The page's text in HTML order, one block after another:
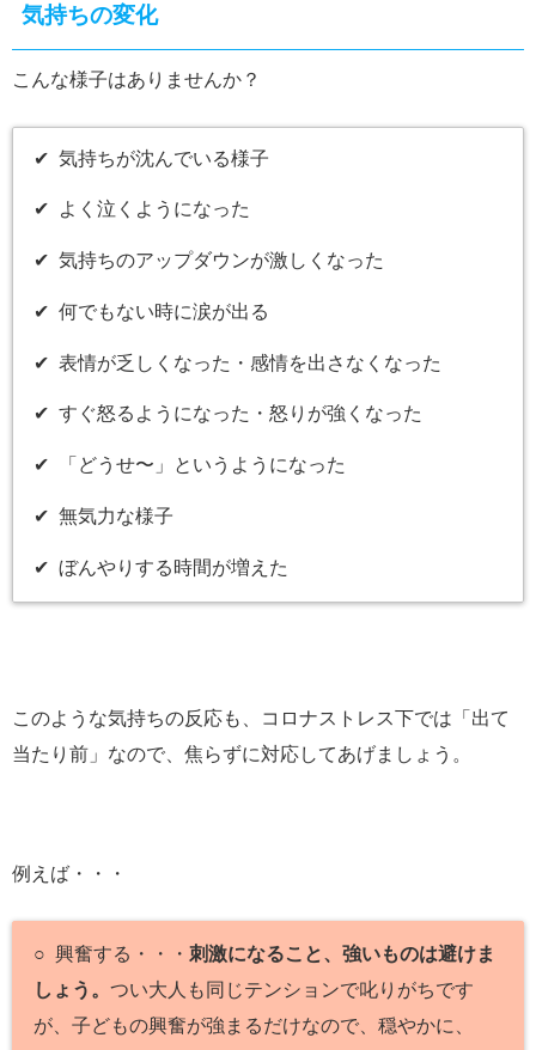
気持ちの変化
こんな様子はありませんか？
✔︎ 気持ちが沈んでいる様子
✔︎ よく泣くようになった
✔︎ 気持ちのアップダウンが激しくなった
✔︎ 何でもない時に涙が出る
✔︎ 表情が乏しくなった・感情を出さなくなった
✔︎ すぐ怒るようになった・怒りが強くなった
✔︎ 「どうせ〜」というようになった
✔︎ 無気力な様子
✔︎ ぼんやりする時間が増えた
このような気持ちの反応も、コロナストレス下では「出て
当たり前」なので、焦らずに対応してあげましょう。
例えば・・・
○ 興奮する・・・刺激になること、強いものは避けま
しょう。つい大人も同じテンションで叱りがちです
が、子どもの興奮が強まるだけなので、穏やかに、